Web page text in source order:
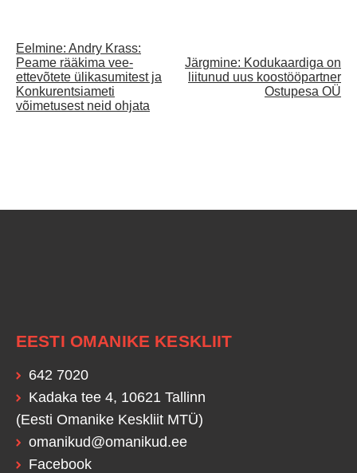
Post
navigation
Eelmine: Andry Krass:
Peame rääkima vee-
ettevõtete ülikasumitest ja
Konkurentsiameti
võimetusest neid ohjata
Järgmine: Kodukaardiga on
liitunud uus koostööpartner
Ostupesa OÜ
EESTI OMANIKE KESKLIIT
642 7020
Kadaka tee 4, 10621 Tallinn
(Eesti Omanike Keskliit MTÜ)
omanikud@omanikud.ee
Facebook